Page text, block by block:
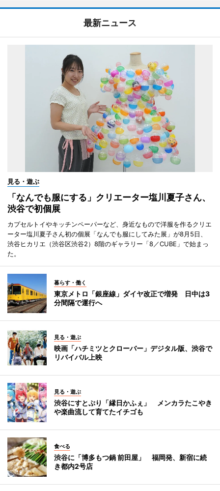
最新ニュース
見る・遊ぶ
「なんでも服にする」クリエーター塩川夏子さん、
渋谷で初個展
カプセルトイやキッチンペーパーなど、身近なもので洋服を作るクリエ
ーター塩川夏子さん初の個展「なんでも服にしてみた展」が8月5日、
渋谷ヒカリエ（渋谷区渋谷2）8階のギャラリー「8／CUBE」で始まっ
た。
暮らす・働く
東京メトロ「銀座線」ダイヤ改正で増発 日中は3
分間隔で運行へ
見る・遊ぶ
映画「ハチミツとクローバー」デジタル版、渋谷で
リバイバル上映
見る・遊ぶ
渋谷にすとぷり「縁日かふぇ」 メンカラたこやき
や楽曲流して育てたイチゴも
食べる
渋谷に「博多もつ鍋 前田屋」 福岡発、新宿に続
き都内2号店